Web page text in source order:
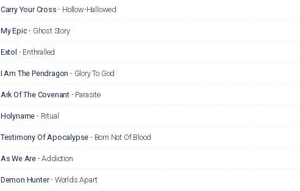
Carry Your Cross - Hollow-Hallowed
My Epic- Ghost Story
Extol - Enthralled
I Am The Pendragon - Glory To God
Ark Of The Covenant- Parasite
Holyname - Ritual
Testimony Of Apocalypse - Born Not Of Blood
As We Are-Addiction
Demon Hunter- Worlds Apart